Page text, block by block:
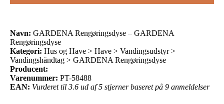
Navn: GARDENA Rengøringsdyse – GARDENA
Rengøringsdyse
Kategori: Hus og Have > Have > Vandingsudstyr >
Vandingshåndtag > GARDENA Rengøringsdyse
Producent:
Varenummer: PT-58488
EAN: Vurderet til 3.6 ud af 5 stjerner baseret på 9 anmeldelser